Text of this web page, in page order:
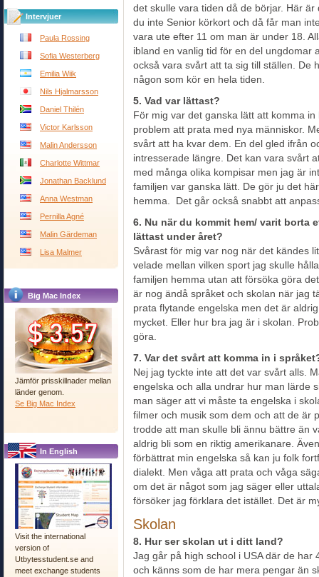
Intervjuer
Paula Rossing
Sofia Westerberg
Emilia Wiik
Nils Hjalmarsson
Daniel Thilén
Victor Karlsson
Malin Andersson
Charlotte Wittmar
Jonathan Backlund
Anna Westman
Pernilla Agné
Malin Gärdeman
Lisa Malmer
Big Mac Index
Jämför prisskillnader mellan
länder genom.
Se Big Mac Index
In English
Visit the international
version of
Utbytesstudent.se and
meet exchange students
det skulle vara tiden då de börjar. Här
du inte Senior körkort och då får man
vara ute efter 11 om man är under 18.
ibland en vanlig tid för en del ungdomar
också vara svårt att ta sig till ställen. De
någon som kör en hela tiden.
5. Vad var lättast?
För mig var det ganska lätt att komma
problem att prata med nya människor.
svårt att ha kvar dem. En del gled ifrån
intresserade längre. Det kan vara svårt
med många olika kompisar men jag är
familjen var ganska lätt. De gör ju det
hemma. Det går också snabbt att
6. Nu när du kommit hem/ varit borta
lättast under året?
Svårast för mig var nog när det kändes
velade mellan vilken sport jag skulle
familjen hemma utan att försöka göra
är nog ändå språket och skolan när jag
prata flytande engelska men det är
mycket. Eller hur bra jag är i skolan.
göra.
7. Var det svårt att komma in i
Nej jag tyckte inte att det var svårt alls.
engelska och alla undrar hur man lärde
man säger att vi måste ta engelska i
filmer och musik som dem och att de är
trodde att man skulle bli ännu bättre än
aldrig bli som en riktig amerikanare.
förbättrat min engelska så kan ju folk
dialekt. Men våga att prata och våga
om det är något som jag säger eller
försöker jag förklara det istället. Det är
Skolan
8. Hur ser skolan ut i ditt land?
Jag går på high school i USA där de har
och känns som de har mera pengar än